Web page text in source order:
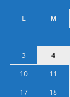
L M
3
4
10
11
17
18